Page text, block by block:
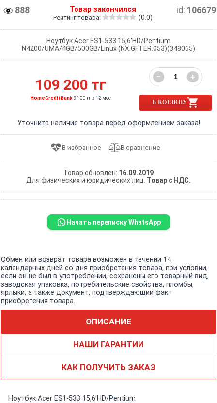
888 id: 106679
Товар закончился
Рейтинг товара: (0.0)
Ноутбук Acer ES1-533 15,6'HD/Pentium
N4200/UMA/4GB/500GB/Linux (NX.GFTER.053)(348065)
109 200 тг
HomeCreditBank9100 тг x 12 мес
− +
В КОРЗИНУ
Уточните наличие товара перед оформлением заказа!
Товар обновлен: 16.09.2019
Для физических и юридических лиц. Товар с НДС.
Начать переписку WhatsApp
Обмен или возврат товара возможен в течении 14
календарных дней со дня приобретения товара, при условии,
если он не был в употреблении, сохранены его товарный вид,
заводская упаковка, потребительские свойства, пломбы,
ярлыки, а также документ, подтверждающий факт
приобретения товара.
ОПИСАНИЕ
НАШИ ГАРАНТИИ
КАК ПОЛУЧИТЬ ЗАКАЗ
Ноутбук Acer ES1-533 15,6'HD/Pentium